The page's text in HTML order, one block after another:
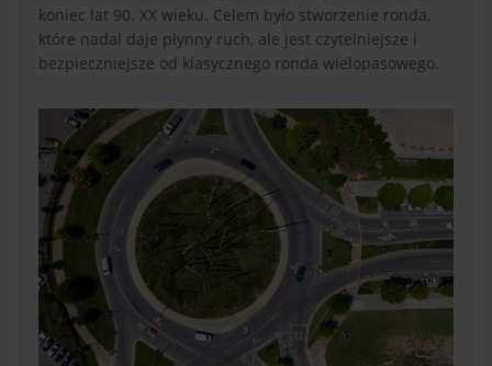
koniec lat 90. XX wieku. Celem było stworzenie ronda,
które nadal daje płynny ruch, ale jest czytelniejsze i
bezpieczniejsze od klasycznego ronda wielopasowego.